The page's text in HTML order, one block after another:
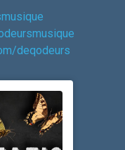
deqodeurs